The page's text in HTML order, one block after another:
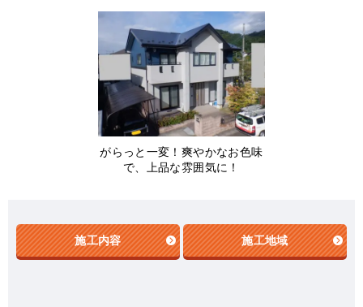
がらっと一変！爽やかなお色味
で、上品な雰囲気に！
施工内容 施工地域